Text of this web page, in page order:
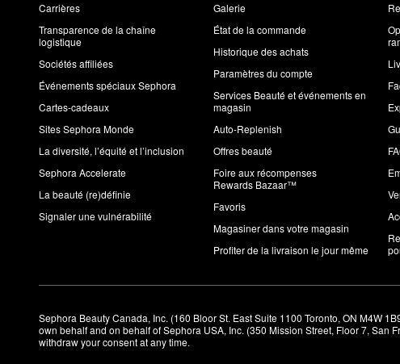
Carrières
Transparence de la chaîne
logistique
Sociétés affiliées
Événements spéciaux Sephora
Cartes-cadeaux
Sites Sephora Monde
La diversité, l’équité et l’inclusion
Sephora Accelerate
La beauté (re)définie
Signaler une vulnérabilité
Galerie
État de la commande
Historique des achats
Paramètres du compte
Services Beauté et événements en
magasin
Auto-Replenish
Offres beauté
Foire aux récompenses
Rewards Bazaar™
Favoris
Magasiner dans votre magasin
Profiter de la livraison le jour même
Sephora Beauty Canada, Inc. (160 Bloor St. East Suite 1100 Toronto, ON M4W
own behalf and on behalf of Sephora USA, Inc. (350 Mission Street, Floor 7, San
withdraw your consent at any time.